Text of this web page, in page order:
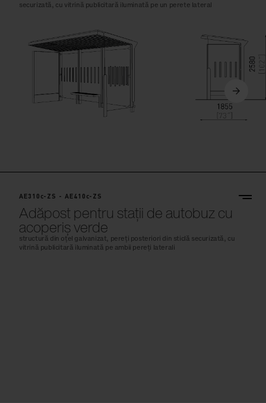
Adăpost pentru stații de autobuz cu
acoperiș verde
structură din oțel galvanizat, pereți posteriori din sticlă securizată, cu
vitrină publicitară iluminată pe ambii pereți laterali